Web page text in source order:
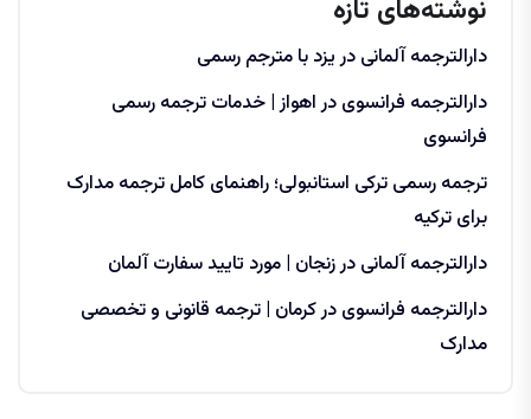
نوشته‌های تازه
دارالترجمه آلمانی در یزد با مترجم رسمی
دارالترجمه فرانسوی در اهواز | خدمات ترجمه رسمی
فرانسوی
ترجمه رسمی ترکی استانبولی؛ راهنمای کامل ترجمه مدارک
برای ترکیه
دارالترجمه آلمانی در زنجان | مورد تایید سفارت آلمان
دارالترجمه فرانسوی در کرمان | ترجمه قانونی و تخصصی
مدارک